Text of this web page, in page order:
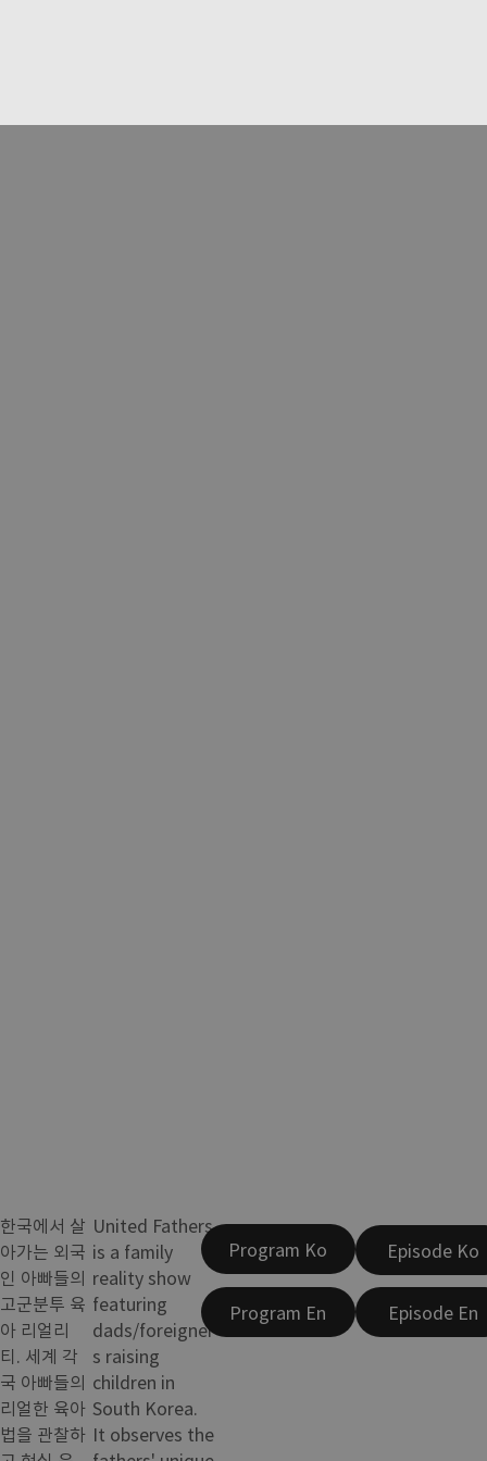
한국에서 살
아가는 외국
인 아빠들의
고군분투 육
아 리얼리
티. 세계 각
국 아빠들의
리얼한 육아
법을 관찰하
United Fathers
is a family
reality show
featuring
dads/foreigner
s raising
children in
South Korea.
It observes the
Program Ko
Program En
Episode Ko
Episode En